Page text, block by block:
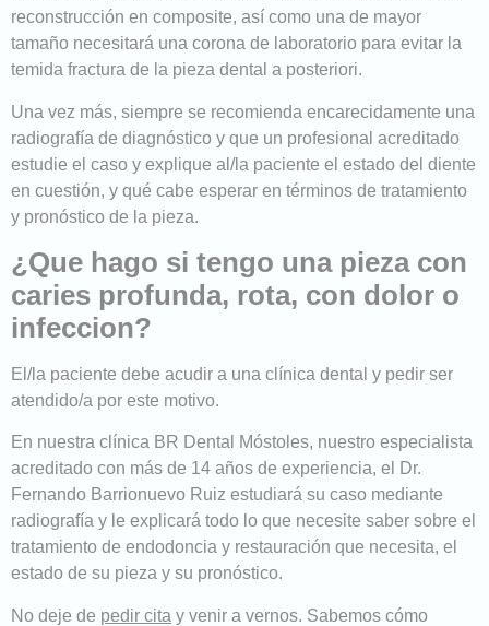
reconstrucción en composite, así como una de mayor
tamaño necesitará una corona de laboratorio para evitar la
temida fractura de la pieza dental a posteriori.
Una vez más, siempre se recomienda encarecidamente una
radiografía de diagnóstico y que un profesional acreditado
estudie el caso y explique al/la paciente el estado del diente
en cuestión, y qué cabe esperar en términos de tratamiento
y pronóstico de la pieza.
¿Que hago si tengo una pieza con
caries profunda, rota, con dolor o
infeccion?
El/la paciente debe acudir a una clínica dental y pedir ser
atendido/a por este motivo.
En nuestra clínica BR Dental Móstoles, nuestro especialista
acreditado con más de 14 años de experiencia, el Dr.
Fernando Barrionuevo Ruiz estudiará su caso mediante
radiografía y le explicará todo lo que necesite saber sobre el
tratamiento de endodoncia y restauración que necesita, el
estado de su pieza y su pronóstico.
No deje de pedir cita y venir a vernos. Sabemos cómo